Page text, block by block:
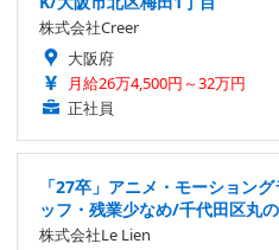
株式会社Creer
大阪府
月給26万4,500円～32万円
正社員
「27卒」アニメ・モーション
ッフ・残業少なめ/千代田区丸
株式会社Le Lien